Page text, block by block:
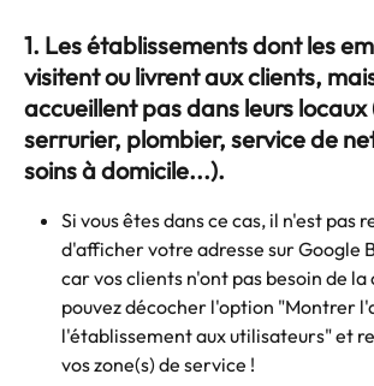
1. Les établissements dont les
visitent ou livrent aux clients,
accueillent pas dans leurs locaux
serrurier, plombier, service de
soins à domicile...).
Si vous êtes dans ce cas, il n'est pas
d'afficher votre adresse sur Google
car vos clients n'ont pas besoin de la
pouvez décocher l'option "Montrer
l'établissement aux utilisateurs" et
vos zone(s) de service !